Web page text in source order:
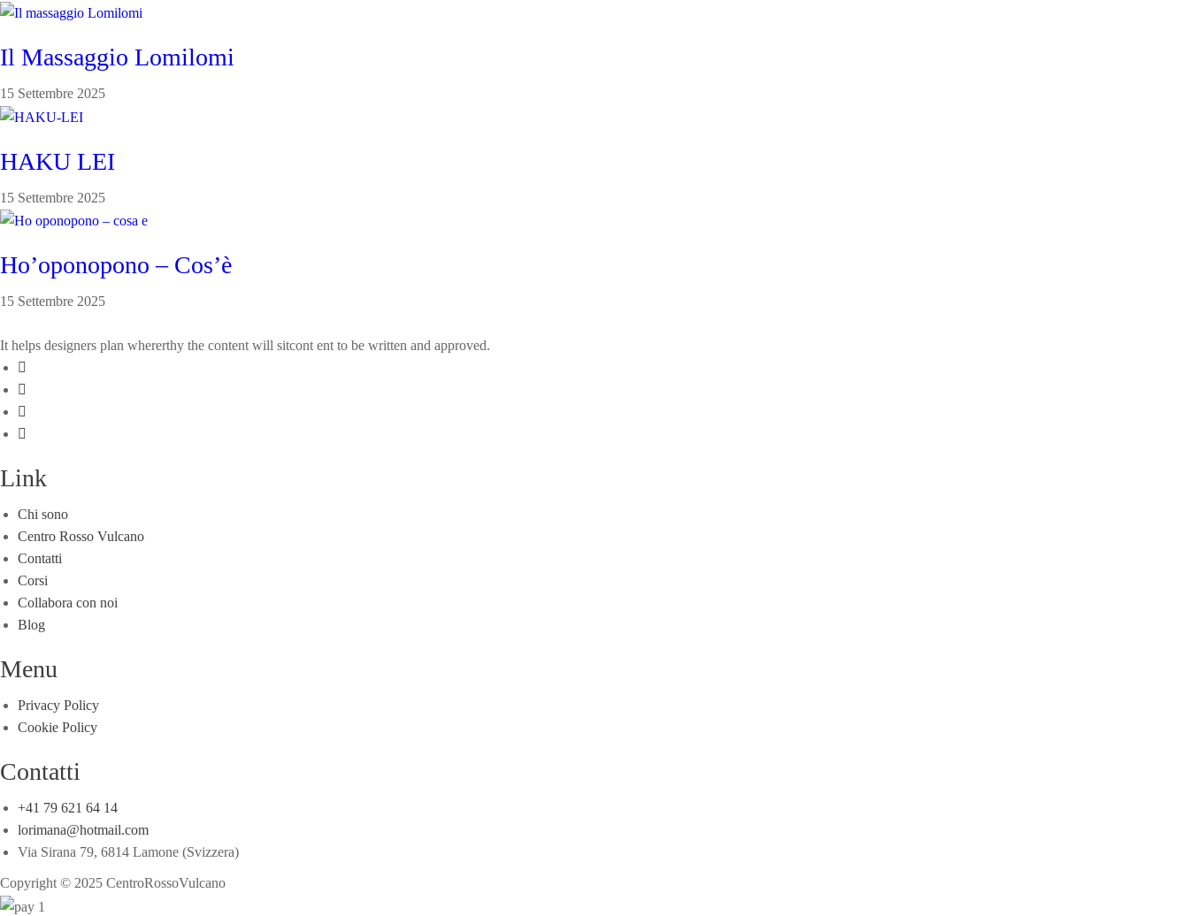
Il Massaggio Lomilomi
15 Settembre 2025
HAKU LEI
15 Settembre 2025
Ho’oponopono – Cos’è
15 Settembre 2025
It helps designers plan whererthy the content will sitcont ent to be written and approved.
Link
Chi sono
Centro Rosso Vulcano
Contatti
Corsi
Collabora con noi
Blog
Menu
Privacy Policy
Cookie Policy
Contatti
+41 79 621 64 14
lorimana@hotmail.com
Via Sirana 79, 6814 Lamone (Svizzera)
Copyright © 2025 CentroRossoVulcano